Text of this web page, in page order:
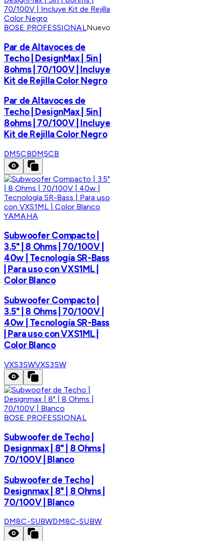
BOSE PROFESSIONALNuevo
Par de Altavoces de
Techo | DesignMax | 5in |
8ohms | 70/100V | Incluye
Kit de Rejilla Color Negro
Par de Altavoces de
Techo | DesignMax | 5in |
8ohms | 70/100V | Incluye
Kit de Rejilla Color Negro
DM5CBDM5CB
YAMAHA
Subwoofer Compacto |
3.5" | 8 Ohms | 70/100V |
40w | Tecnología SR-Bass
| Para uso con VXS1ML |
Color Blanco
Subwoofer Compacto |
3.5" | 8 Ohms | 70/100V |
40w | Tecnología SR-Bass
| Para uso con VXS1ML |
Color Blanco
VXS3SWVXS3SW
BOSE PROFESSIONAL
Subwoofer de Techo |
Designmax | 8" | 8 Ohms |
70/100V | Blanco
Subwoofer de Techo |
Designmax | 8" | 8 Ohms |
70/100V | Blanco
DM8C-SUBWDM8C-SUBW